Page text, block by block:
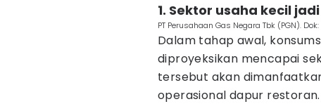
1. Sektor usaha kecil
PT Perusahaan Gas Negara Tbk (PGN).
Dalam tahap awal,
diproyeksikan mencapai
tersebut akan
operasional dapur restoran.